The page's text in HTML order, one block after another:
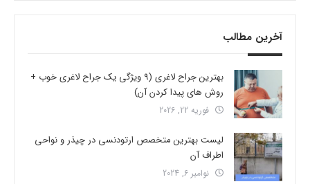
آخرین مطالب
بهترین جراح لاغری (9 ویژگی یک جراح لاغری خوب +
روش های پیدا کردن آن)
فوریه 22, 2026
لیست بهترین متخصص ارتودنسی در چیذر و نواحی
اطراف آن
نوامبر 6, 2024